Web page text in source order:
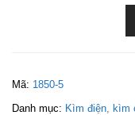
Mã: 1850-5
Danh mục: Kìm điện, kìm